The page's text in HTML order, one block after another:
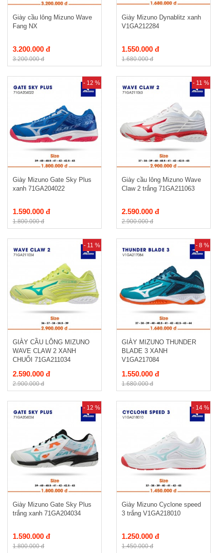
Giày cầu lông Mizuno Wave
Fang NX
3.200.000 đ
3.200.000 đ
Giày Mizuno Dynablitz xanh
V1GA212284
1.550.000 đ
1.680.000 đ
- 12 %
Giày Mizuno Gate Sky Plus
xanh 71GA204022
1.590.000 đ
1.800.000 đ
- 11 %
Giày cầu lông Mizuno Wave
Claw 2 trắng 71GA211063
2.590.000 đ
2.900.000 đ
- 11 %
GIÀY CẦU LÔNG MIZUNO
WAVE CLAW 2 XANH
CHUỐI 71GA211034
2.590.000 đ
2.900.000 đ
- 8 %
GIÀY MIZUNO THUNDER
BLADE 3 XANH
V1GA217084
1.550.000 đ
1.680.000 đ
- 12 %
Giày Mizuno Gate Sky Plus
trắng xanh 71GA204034
1.590.000 đ
1.800.000 đ
- 14 %
Giày Mizuno Cyclone speed
3 trắng V1GA218010
1.250.000 đ
1.450.000 đ